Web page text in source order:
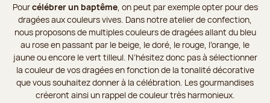
Pourcélébrer un baptême, on peut par exemple opter pour des
dragées aux couleurs vives. Dans notre atelier de confection,
nous proposons de multiples couleurs de dragées allant du bleu
au rose en passant par le beige, le doré, le rouge, l’orange, le
jaune ou encore le vert tilleul. N’hésitez donc pas à sélectionner
la couleur de vos dragées en fonction de la tonalité décorative
que vous souhaitez donner à la célébration. Les gourmandises
créeront ainsi un rappel de couleur très harmonieux.